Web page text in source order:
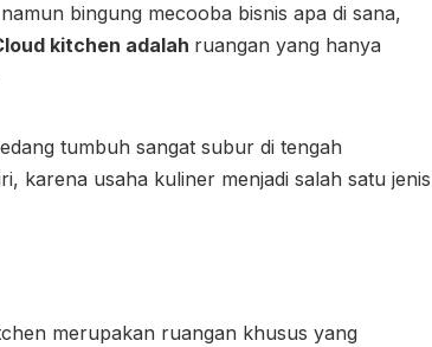
bingung mecooba bisnis apa di sana,
kitchen adalah ruangan yang hanya
tumbuh sangat subur di tengah
karena usaha kuliner menjadi salah satu jenis
merupakan ruangan khusus yang